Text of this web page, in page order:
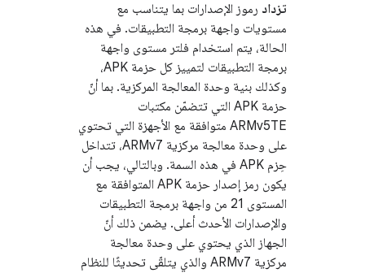
تزداد رموز الإصدارات بما يتناسب مع
مستويات واجهة برمجة التطبيقات. في هذه
الحالة، يتم استخدام فلتر مستوى واجهة
برمجة التطبيقات لتمييز كل حزمة APK،
وكذلك بنية وحدة المعالجة المركزية. بما أنّ
حزمة APK التي تتضمّن مكتبات
ARMv5TE متوافقة مع الأجهزة التي تحتوي
على وحدة معالجة مركزية ARMv7، تتداخل
حِزم APK في هذه السمة. وبالتالي، يجب أن
يكون رمز إصدار حزمة APK المتوافقة مع
المستوى 21 من واجهة برمجة التطبيقات
والإصدارات الأحدث أعلى. يضمن ذلك أنّ
الجهاز الذي يحتوي على وحدة معالجة
مركزية ARMv7 والذي يتلقّى تحديثًا للنظام